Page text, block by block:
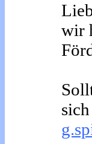
wir